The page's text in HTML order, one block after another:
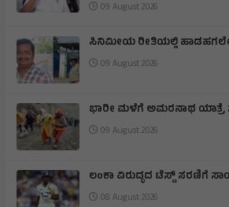
09 August 2026
ಸಿನಿಮೀಯ ರೀತಿಯಲ್ಲಿ ಹಾಡಹಗಲೇ
09 August 2026
ಭಾರೀ ಮಳೆಗೆ ಅಮರನಾಥ ಯಾತ್ರೆ
09 August 2026
ಲಂಕಾ ವಿರುದ್ಧದ ಟೆಸ್ಟ್ ಸರಣಿಗೆ
08 August 2026